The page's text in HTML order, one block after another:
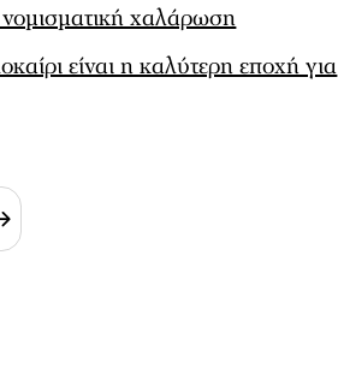
χαλάρωση
είναι η καλύτερη εποχή για